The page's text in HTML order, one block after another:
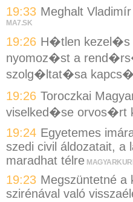
19:33 Meghalt
MA7.SK
19:26 H�tlen kezel�s
nyomoz�st a
szolg�ltat�sa
19:26 Toroczkai
viselked�se orvos�rt
19:24 Egyetemes
szedi civil áldozatait, a
maradhat télre
19:23 Megszüntetné a
szirénával való